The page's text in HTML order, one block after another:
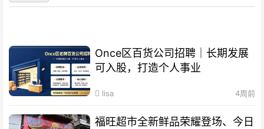
Once区百货公司招聘｜长期发展
可入股，打造个人事业
lisa 4周前
福旺超市全新鲜品荣耀登场、今日